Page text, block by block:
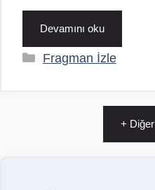
Devamını oku
Kategoriler
Fragman İzle
+